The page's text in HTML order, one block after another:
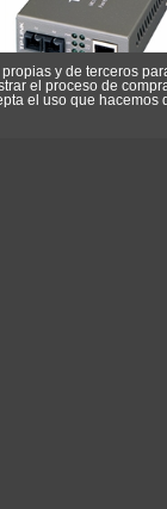
y de terceros
el proceso de
el uso que hacemos